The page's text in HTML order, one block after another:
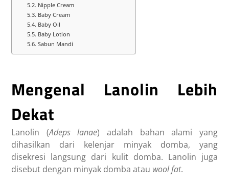
Nipple Cream
Baby Cream
Baby Oil
Baby Lotion
Sabun Mandi
Mengenal Lanolin Lebih
Dekat
Lanolin (Adeps lanae) adalah bahan alami yang
dihasilkan dari kelenjar minyak domba, yang
disekresi langsung dari kulit domba. Lanolin juga
disebut dengan minyak domba atau wool fat.